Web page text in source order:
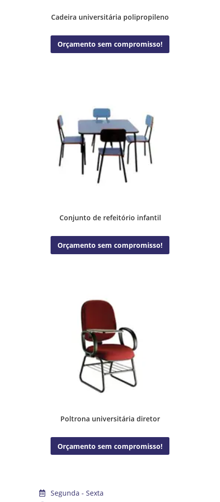
Cadeira universitária polipropileno
Orçamento sem compromisso!
Conjunto de refeitório infantil
Orçamento sem compromisso!
Poltrona universitária diretor
Orçamento sem compromisso!
Segunda - Sexta